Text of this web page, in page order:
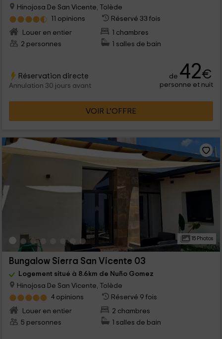
Hinojosa De San Vicente, Tolède
11 opinions
Réservé 33 fois
Louer en entier
1 chambres
2 personnes
1 salles de bain
Réservation directe
Annulation 30 jours avant
de 42€
personne et nuit
VOIR L’OFFRE
15 Photos
Bungalow Sierra San Vicente 03
Logement situé à 8.6km de Nuño Gomez
Hinojosa De San Vicente, Tolède
4 opinions
Réservé 9 fois
Louer en entier
2 chambres
5 personnes
1 salles de bain